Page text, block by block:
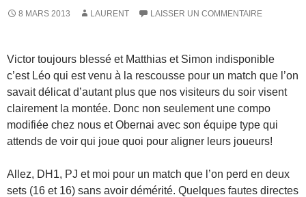
8 MARS 2013 LAURENT LAISSER UN COMMENTAIRE
Victor toujours blessé et Matthias et Simon indisponible
c’est Léo qui est venu à la rescousse pour un match que l’on
savait délicat d’autant plus que nos visiteurs du soir visent
clairement la montée. Donc non seulement une compo
modifiée chez nous et Obernai avec son équipe type qui
attends de voir qui joue quoi pour aligner leurs joueurs!
Allez, DH1, PJ et moi pour un match que l’on perd en deux
sets (16 et 16) sans avoir démérité. Quelques fautes directes